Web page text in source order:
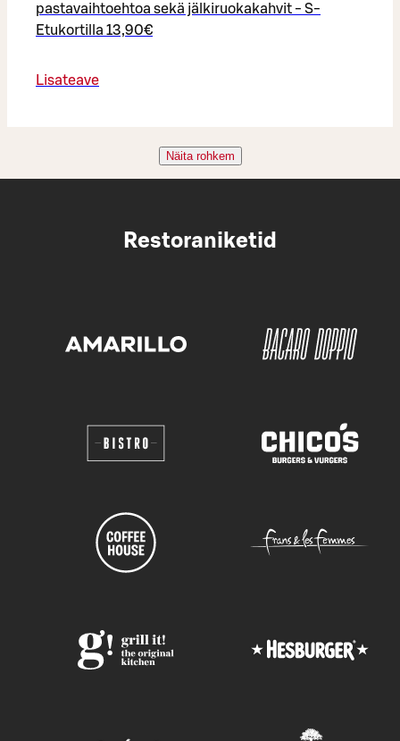
pastavaihtoehtoa sekä jälkiruokakahvit - S-
Etukortilla 13,90€
Lisateave
Näita rohkem
Restoraniketid